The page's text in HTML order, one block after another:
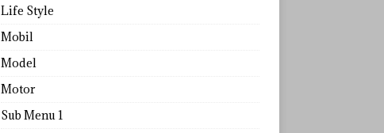
Life Style
Mobil
Model
Motor
Sub Menu 1